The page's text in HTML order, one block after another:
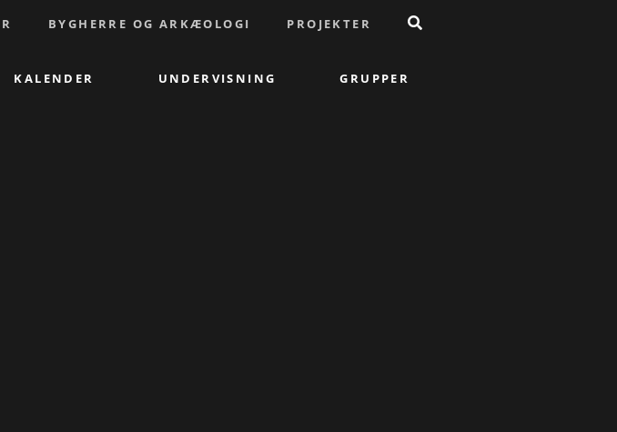
BYGHERRE OG ARKÆOLOGI PROJEKTER
KALENDER UNDERVISNING GRUPPER